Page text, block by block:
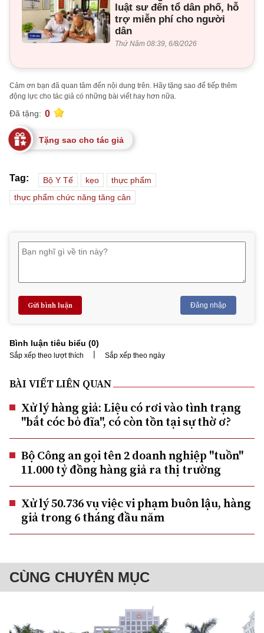
luật sư đến tổ dân phố, hỗ
trợ miễn phí cho người
dân
Thứ Năm 08:39, 6/8/2026
Cảm ơn bạn đã quan tâm đến nội dung trên. Hãy tặng sao để tiếp thêm
động lực cho tác giả có những bài viết hay hơn nữa.
Đã tặng: 0
Tặng sao cho tác giả
Tag: Bộ Y Tế kẹo
thực phẩm
thực phẩm chức năng tăng cân
Gửi bình luận Đăng nhập
Bình luận tiêu biểu (0)
Sắp xếp theo lượt thích | Sắp xếp theo ngày
BÀI VIẾT LIÊN QUAN
Xử lý hàng giả: Liệu có rơi vào tình trạng
"bắt cóc bỏ đĩa", có còn tồn tại sự thờ ơ?
Bộ Công an gọi tên 2 doanh nghiệp "tuồn"
11.000 tỷ đồng hàng giả ra thị trường
Xử lý 50.736 vụ việc vi phạm buôn lậu, hàng
giả trong 6 tháng đầu năm
CÙNG CHUYÊN MỤC